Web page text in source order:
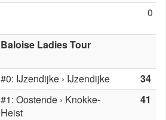
0
Baloise Ladies Tour
#0: IJzendijke › IJzendijke
34
#1: Oostende › Knokke-
Heist
41